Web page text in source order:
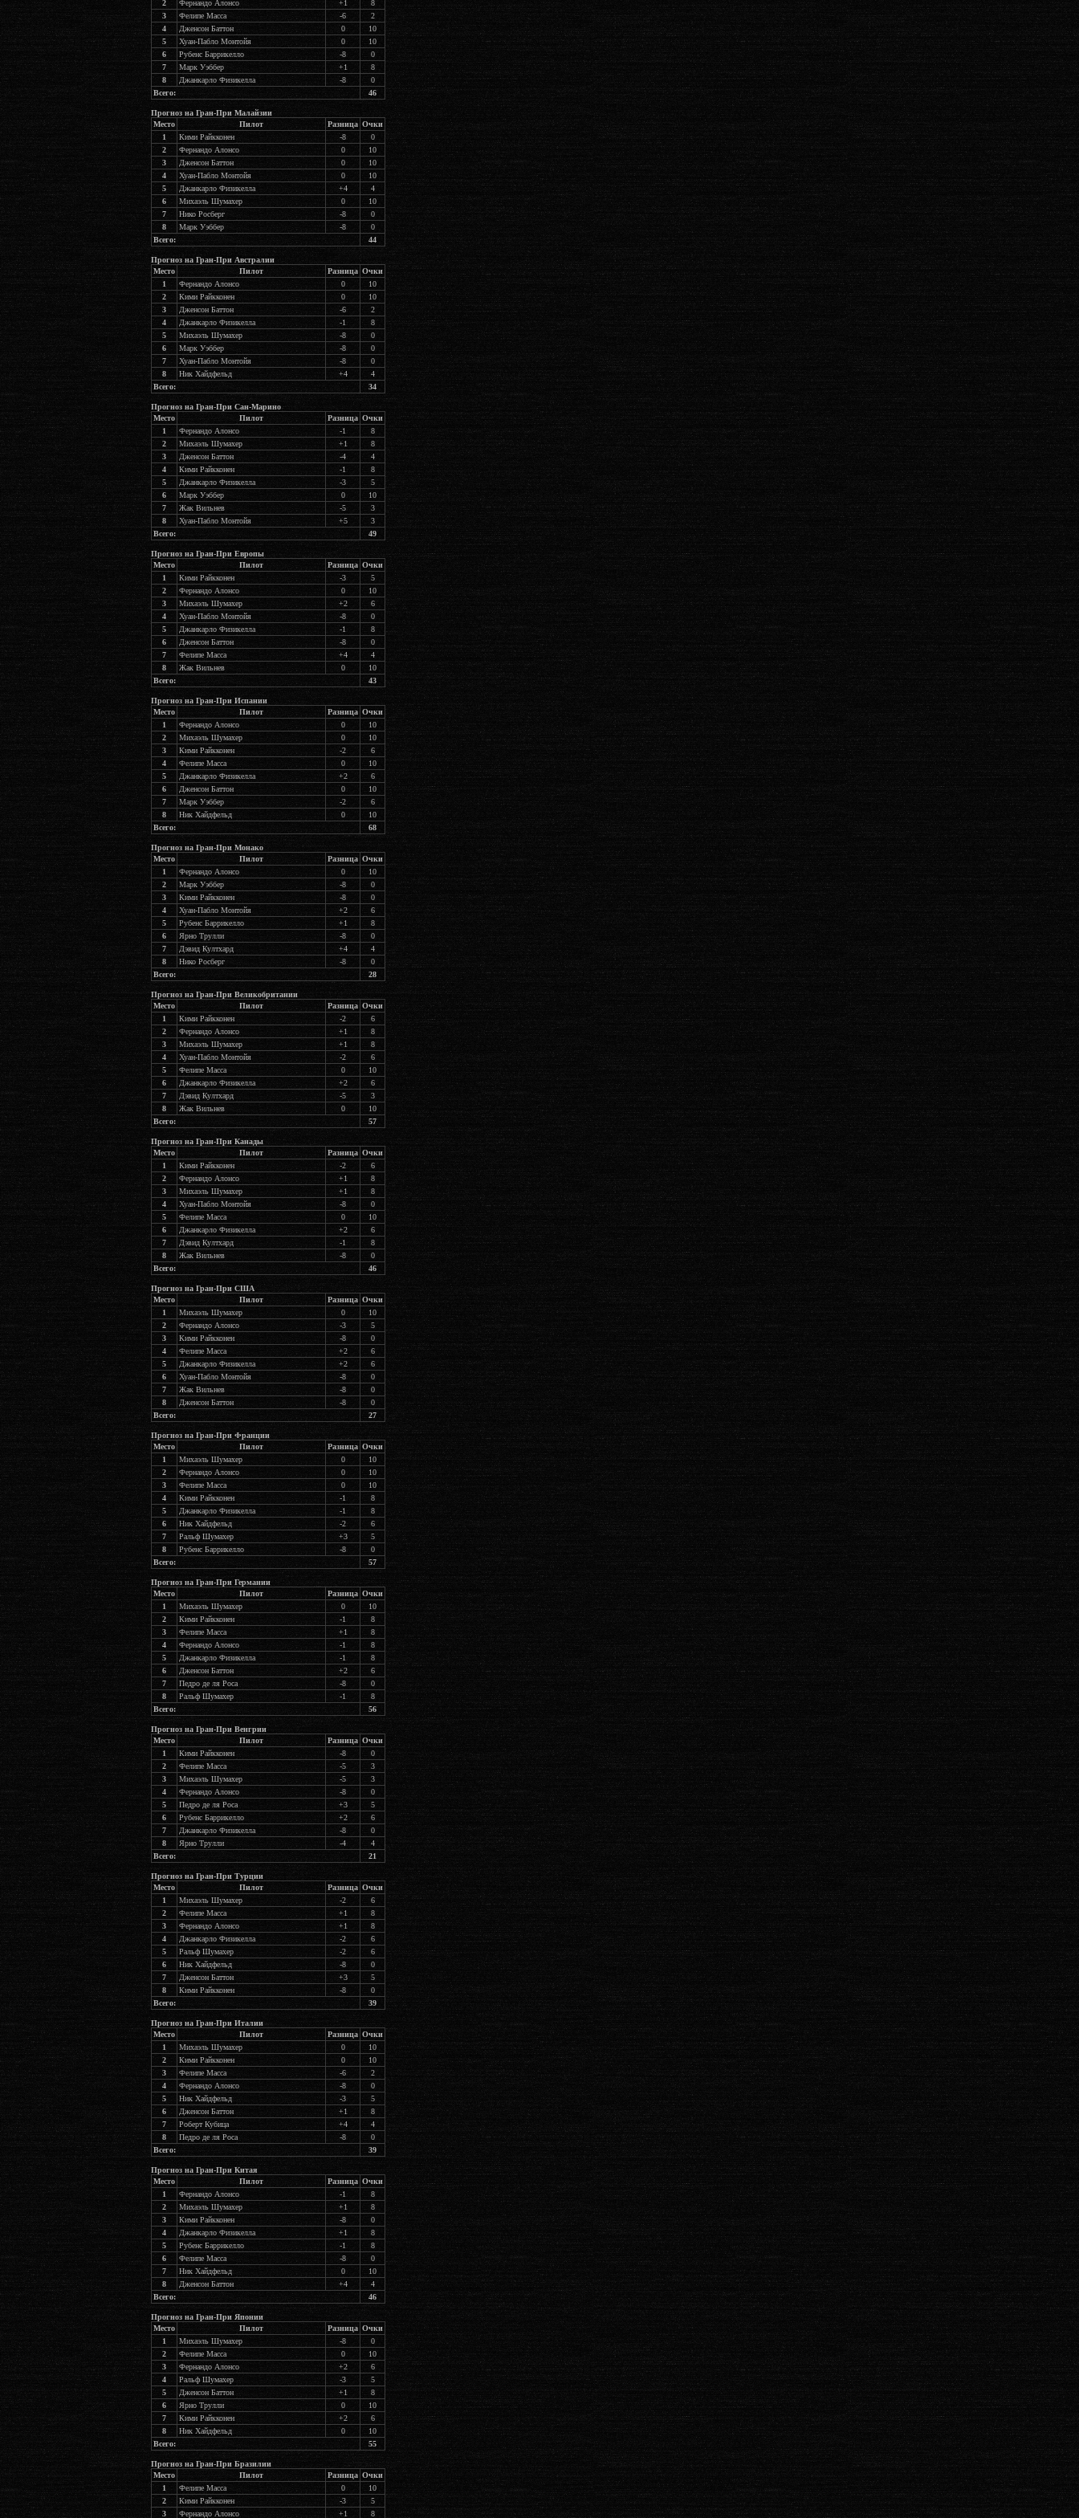
2 Фернандо Алонсо +1
8
3
Фелипе Масса -6
2
4
Дженсон Баттон 0
10
5
Хуан-Пабло Монтойя 0
10
6
Рубенс Баррикелло -8
0
7
Марк Уэббер +1
8
8
Джанкарло Физикелла -8
0
Всего:
46
Прогноз на Гран-При Малайзии
Место
Пилот Разница Очки
1
Кими Райкконен -8
0
2
Фернандо Алонсо 0
10
3
Дженсон Баттон 0
10
4
Хуан-Пабло Монтойя 0
10
5
Джанкарло Физикелла +4
4
6
Михаэль Шумахер 0
10
7
Нико Росберг -8
0
8
Марк Уэббер -8
0
Всего:
44
Прогноз на Гран-При Австралии
Место
Пилот Разница Очки
1
Фернандо Алонсо 0
10
2
Кими Райкконен 0
10
3
Дженсон Баттон -6
2
4
Джанкарло Физикелла -1
8
5
Михаэль Шумахер -8
0
6
Марк Уэббер -8
0
7
Хуан-Пабло Монтойя -8
0
8
Ник Хайдфельд +4
4
Всего:
34
Прогноз на Гран-При Сан-Марино
Место
Пилот Разница Очки
1
Фернандо Алонсо -1
8
2
Михаэль Шумахер +1
8
3
Дженсон Баттон -4
4
4
Кими Райкконен -1
8
5
Джанкарло Физикелла -3
5
6
Марк Уэббер 0
10
7
Жак Вильнев -5
3
8
Хуан-Пабло Монтойя +5
3
Всего:
49
Прогноз на Гран-При Европы
Место
Пилот Разница Очки
1
Кими Райкконен -3
5
2
Фернандо Алонсо 0
10
3
Михаэль Шумахер +2
6
4
Хуан-Пабло Монтойя -8
0
5
Джанкарло Физикелла -1
8
6
Дженсон Баттон -8
0
7
Фелипе Масса +4
4
8
Жак Вильнев 0
10
Всего:
43
Прогноз на Гран-При Испании
Место
Пилот Разница Очки
1
Фернандо Алонсо 0
10
2
Михаэль Шумахер 0
10
3
Кими Райкконен -2
6
4
Фелипе Масса 0
10
5
Джанкарло Физикелла +2
6
6
Дженсон Баттон 0
10
7
Марк Уэббер -2
6
8
Ник Хайдфельд 0
10
Всего:
68
Прогноз на Гран-При Монако
Место
Пилот Разница Очки
1
Фернандо Алонсо 0
10
2
Марк Уэббер -8
0
3
Кими Райкконен -8
0
4
Хуан-Пабло Монтойя +2
6
5
Рубенс Баррикелло +1
8
6
Ярно Трулли -8
0
7
Дэвид Култхард +4
4
8
Нико Росберг -8
0
Всего:
28
Прогноз на Гран-При Великобритании
Место
Пилот Разница Очки
1
Кими Райкконен -2
6
2
Фернандо Алонсо +1
8
3
Михаэль Шумахер +1
8
4
Хуан-Пабло Монтойя -2
6
5
Фелипе Масса 0
10
6
Джанкарло Физикелла +2
6
7
Дэвид Култхард -5
3
8
Жак Вильнев 0
10
Всего:
57
Прогноз на Гран-При Канады
Место
Пилот Разница Очки
1
Кими Райкконен -2
6
2
Фернандо Алонсо +1
8
3
Михаэль Шумахер +1
8
4
Хуан-Пабло Монтойя -8
0
5
Фелипе Масса 0
10
6
Джанкарло Физикелла +2
6
7
Дэвид Култхард -1
8
8
Жак Вильнев -8
0
Всего:
46
Прогноз на Гран-При США
Место
Пилот Разница Очки
1
Михаэль Шумахер 0
10
2
Фернандо Алонсо -3
5
3
Кими Райкконен -8
0
4
Фелипе Масса +2
6
5
Джанкарло Физикелла +2
6
6
Хуан-Пабло Монтойя -8
0
7
Жак Вильнев -8
0
8
Дженсон Баттон -8
0
Всего:
27
Прогноз на Гран-При Франции
Место
Пилот Разница Очки
1
Михаэль Шумахер 0
10
2
Фернандо Алонсо 0
10
3
Фелипе Масса 0
10
4
Кими Райкконен -1
8
5
Джанкарло Физикелла -1
8
6
Ник Хайдфельд -2
6
7
Ральф Шумахер +3
5
8
Рубенс Баррикелло -8
0
Всего:
57
Прогноз на Гран-При Германии
Место
Пилот Разница Очки
1
Михаэль Шумахер 0
10
2
Кими Райкконен -1
8
3
Фелипе Масса +1
8
4
Фернандо Алонсо -1
8
5
Джанкарло Физикелла -1
8
6
Дженсон Баттон +2
6
7
Педро де ля Роса -8
0
8
Ральф Шумахер -1
8
Всего:
56
Прогноз на Гран-При Венгрии
Место
Пилот Разница Очки
1
Кими Райкконен -8
0
2
Фелипе Масса -5
3
3
Михаэль Шумахер -5
3
4
Фернандо Алонсо -8
0
5
Педро де ля Роса +3
5
6
Рубенс Баррикелло +2
6
7
Джанкарло Физикелла -8
0
8
Ярно Трулли -4
4
Всего:
21
Прогноз на Гран-При Турции
Место
Пилот Разница Очки
1
Михаэль Шумахер -2
6
2
Фелипе Масса +1
8
3
Фернандо Алонсо +1
8
4
Джанкарло Физикелла -2
6
5
Ральф Шумахер -2
6
6
Ник Хайдфельд -8
0
7
Дженсон Баттон +3
5
8
Кими Райкконен -8
0
Всего:
39
Прогноз на Гран-При Италии
Место
Пилот Разница Очки
1
Михаэль Шумахер 0
10
2
Кими Райкконен 0
10
3
Фелипе Масса -6
2
4
Фернандо Алонсо -8
0
5
Ник Хайдфельд -3
5
6
Дженсон Баттон +1
8
7
Роберт Кубица +4
4
8
Педро де ля Роса -8
0
Всего:
39
Прогноз на Гран-При Китая
Место
Пилот Разница Очки
1
Фернандо Алонсо -1
8
2
Михаэль Шумахер +1
8
3
Кими Райкконен -8
0
4
Джанкарло Физикелла +1
8
5
Рубенс Баррикелло -1
8
6
Фелипе Масса -8
0
7
Ник Хайдфельд 0
10
8
Дженсон Баттон +4
4
Всего:
46
Прогноз на Гран-При Японии
Место
Пилот Разница Очки
1
Михаэль Шумахер -8
0
2
Фелипе Масса 0
10
3
Фернандо Алонсо +2
6
4
Ральф Шумахер -3
5
5
Дженсон Баттон +1
8
6
Ярно Трулли 0
10
7
Кими Райкконен +2
6
8
Ник Хайдфельд 0
10
Всего:
55
Прогноз на Гран-При Бразилии
Место
Пилот Разница Очки
1
Фелипе Масса 0
10
2
Кими Райкконен -3
5
3
Фернандо Алонсо +1 8